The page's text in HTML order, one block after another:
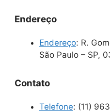
Endereço
Endereço: R.
São Paulo – SP,
Contato
Telefone: (11)